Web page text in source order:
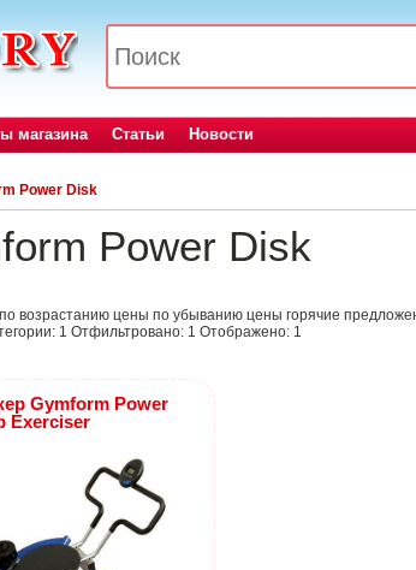
магазина Статьи Новости
Power Disk
Power Disk
по возрастанию цены по убыванию цены горячие
1 Отфильтровано: 1 Отображено: 1
Gymform Power
Exerciser